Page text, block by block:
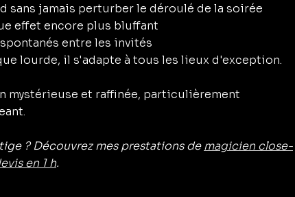
sans jamais perturber le déroulé de la soirée
effet encore plus bluffant
entre les invités
lourde, il s'adapte à tous les lieux d'exception.
mystérieuse et raffinée, particulièrement
? Découvrez mes prestations de magicien close-
en 1 h.